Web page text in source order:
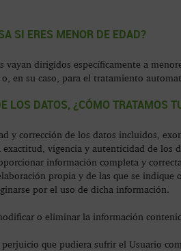
SI ERES MENOR DE EDAD?
vayan dirigidos específicamente a
en su caso, para el tratamiento
LOS DATOS, ¿CÓMO TRATAMOS
y corrección de los datos incluidos,
vigencia y autenticidad de los
información completa y
propia y de las que se
por el uso de dicha información.
o eliminar la información
que pudiera sufrir el Usuario